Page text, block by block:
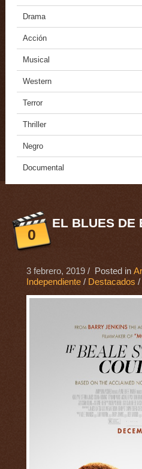
Drama
Acción
Musical
Western
Terror
Thriller
Negro
Documental
0
EL BLUES DE
3 febrero, 2019/ Posted in
Independiente/ Destacados /